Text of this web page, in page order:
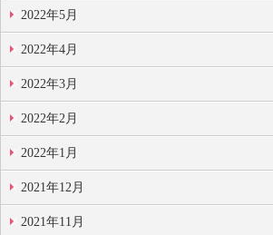
2022年5月
2022年4月
2022年3月
2022年2月
2022年1月
2021年12月
2021年11月